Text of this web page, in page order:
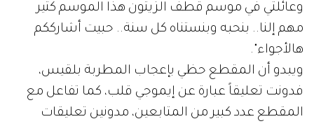
وعائلتي في موسم قطف الزيتون هذا الموسم كتير
مهم إلنا.. بنحبه وبنستناه كل سنة.. حبيت أشارككم
هالأجواء".
ويبدو أن المقطع حظي بإعجاب المطربة بلقيس،
فدونت تعليقاً عبارة عن إيموجي قلب، كما تفاعل مع
المقطع عدد كبير من المتابعين، مدونين تعليقات